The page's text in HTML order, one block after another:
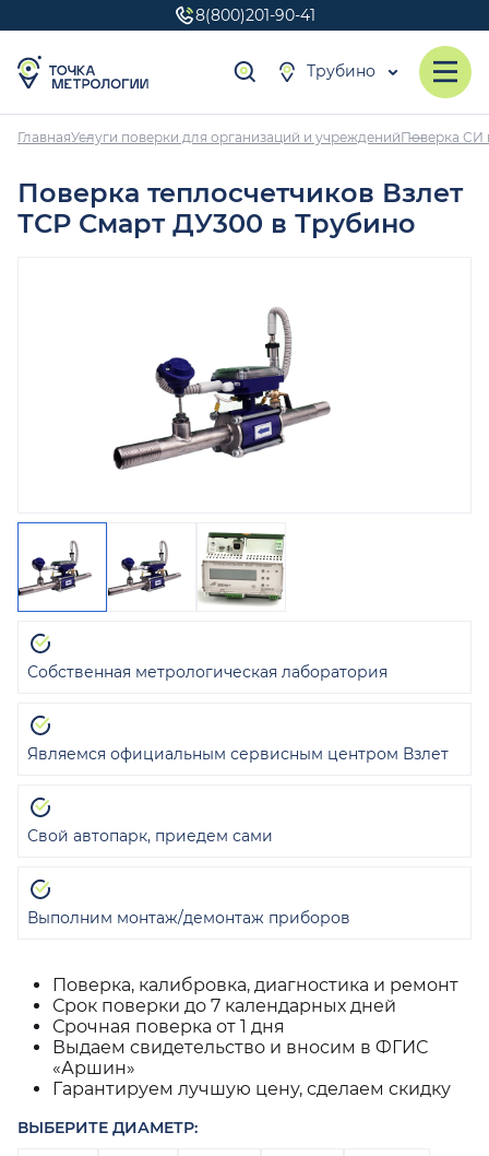
8(800)201-90-41
Трубино
ГлавнаяУслуги поверки для организаций и учрежденийПоверка СИ
Поверка теплосчетчиков Взлет
ТСР Смарт ДУ300 в Трубино
Поверка, калибровка, диагностика и ремонт
Срок поверки до 7 календарных дней
Срочная поверка от 1 дня
Выдаем свидетельство и вносим в ФГИС
«Аршин»
Гарантируем лучшую цену, сделаем скидку
ВЫБЕРИТЕ ДИАМЕТР:
Собственная метрологическая лаборатория
Являемся официальным сервисным центром Взлет
Свой автопарк, приедем сами
Выполним монтаж/демонтаж приборов